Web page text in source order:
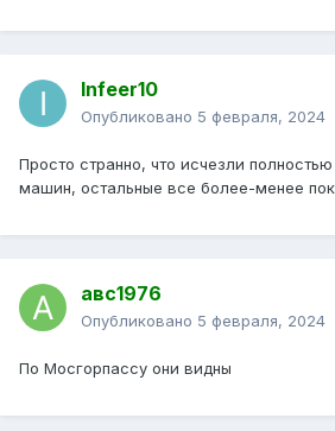
Infeer10
Опубликовано 5 февраля, 2024
Просто странно, что исчезли полностью
машин, остальные все более-менее
авс1976
Опубликовано 5 февраля, 2024
По Мосгорпассу они видны